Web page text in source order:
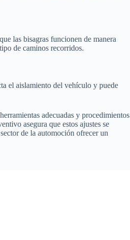
las bisagras funcionen de manera
de caminos recorridos.
el aislamiento del vehículo y puede
adecuadas y procedimientos
asegura que estos ajustes se
de la automoción ofrecer un